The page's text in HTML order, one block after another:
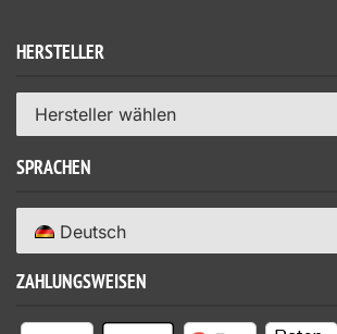
HERSTELLER
Hersteller wählen
SPRACHEN
Deutsch
ZAHLUNGSWEISEN